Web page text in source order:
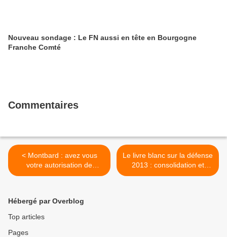
Nouveau sondage : Le FN aussi en tête en Bourgogne
Franche Comté
Commentaires
< Montbard : avez vous
votre autorisation de
circuler ?
Le livre blanc sur la défense
2013 : consolidation et
contradiction (2/3) >
Hébergé par Overblog
Top articles
Pages